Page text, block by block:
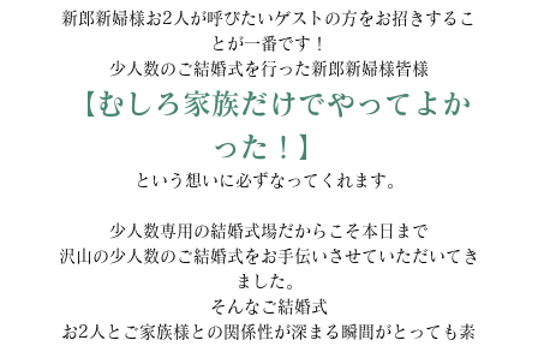
新郎新婦様お2人が呼びたいゲストの方をお招きするこ
とが一番です！
少人数のご結婚式を行った新郎新婦様皆様
【むしろ家族だけでやってよか
った！】
という想いに必ずなってくれます。
少人数専用の結婚式場だからこそ本日まで
沢山の少人数のご結婚式をお手伝いさせていただいてき
ました。
そんなご結婚式
お2人とご家族様との関係性が深まる瞬間がとっても素